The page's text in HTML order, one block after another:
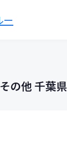
その他 千葉県